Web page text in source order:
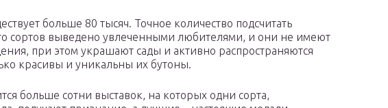
больше 80 тысяч. Точное количество подсчитать
сортов выведено увлеченными любителями, и они не имеют
при этом украшают сады и активно распространяются
красивы и уникальны их бутоны.
больше сотни выставок, на которых одни сорта,